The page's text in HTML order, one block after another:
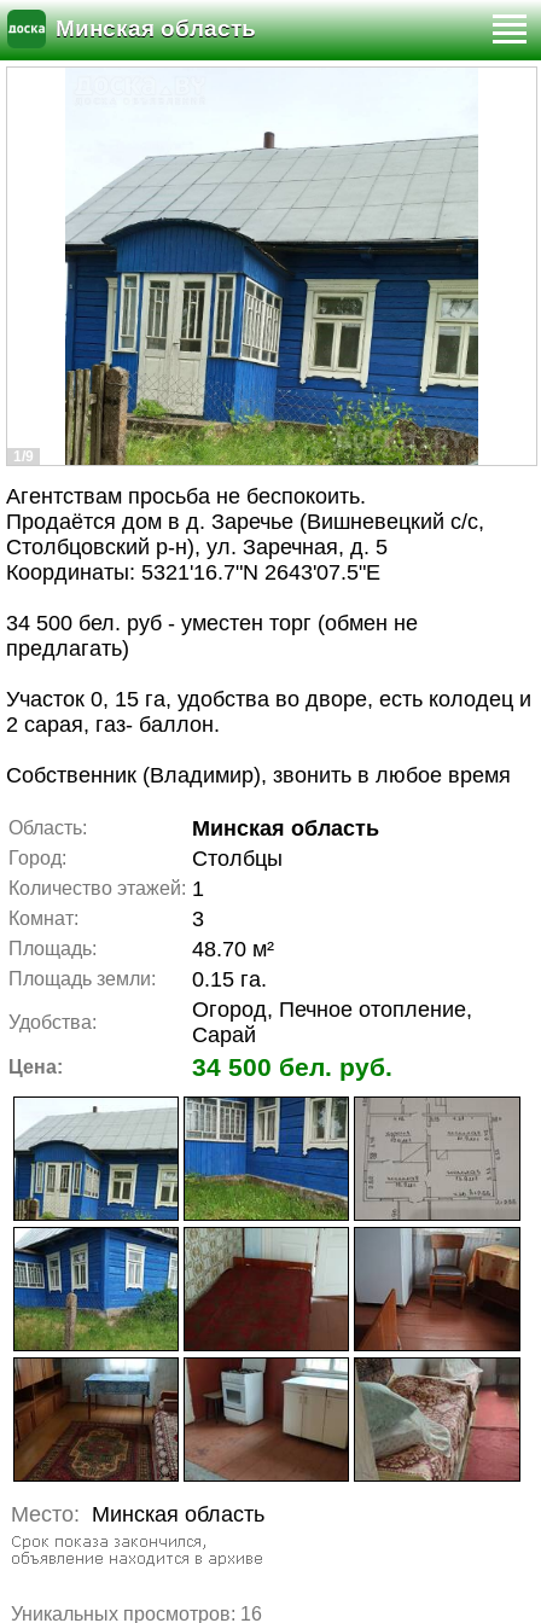
Минская область
1/9
Агентствам просьба не беспокоить.
Продаётся дом в д. Заречье (Вишневецкий с/с,
Столбцовский р-н), ул. Заречная, д. 5
Координаты: 5321'16.7"N 2643'07.5"E
34 500 бел. руб - уместен торг (обмен не
предлагать)
Участок 0, 15 га, удобства во дворе, есть колодец и
2 сарая, газ- баллон.
Собственник (Владимир), звонить в любое время
Область: Минская область
Город: Столбцы
Количество этажей: 1
Комнат: 3
Площадь: 48.70 м²
Площадь земли: 0.15 га.
Удобства:
Огород, Печное отопление,
Сарай
Цена: 34 500 бел. руб.
Место: Минская область
Уникальных просмотров: 16